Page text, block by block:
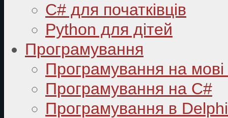
C# для початківців
Python для дітей
Програмування
Програмування на
Програмування на C#
Програмування в Delphi